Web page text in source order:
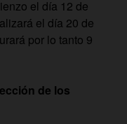
el día 12 de
el día 20 de
por lo tanto 9
de los